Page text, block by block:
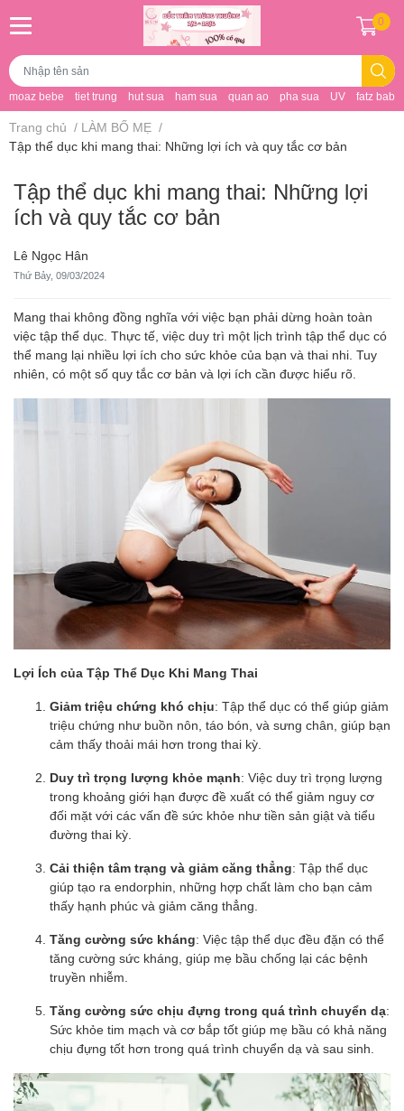
moaz bebe tiet trung hut sua ham sua quan ao pha sua UV fatz baby
0
Trang chủ / LÀM BỐ MẸ /
Tập thể dục khi mang thai: Những lợi ích và quy tắc cơ bản
Tập thể dục khi mang thai: Những lợi
ích và quy tắc cơ bản
Lê Ngọc Hân
Thứ Bảy, 09/03/2024
Mang thai không đồng nghĩa với việc bạn phải dừng hoàn toàn
việc tập thể dục. Thực tế, việc duy trì một lịch trình tập thể dục có
thể mang lại nhiều lợi ích cho sức khỏe của bạn và thai nhi. Tuy
nhiên, có một số quy tắc cơ bản và lợi ích cần được hiểu rõ.
Lợi Ích của Tập Thể Dục Khi Mang Thai
Giảm triệu chứng khó chịu: Tập thể dục có thể giúp giảm
triệu chứng như buồn nôn, táo bón, và sưng chân, giúp bạn
cảm thấy thoải mái hơn trong thai kỳ.
Duy trì trọng lượng khỏe mạnh: Việc duy trì trọng lượng
trong khoảng giới hạn được đề xuất có thể giảm nguy cơ
đối mặt với các vấn đề sức khỏe như tiền sản giật và tiểu
đường thai kỳ.
Cải thiện tâm trạng và giảm căng thẳng: Tập thể dục
giúp tạo ra endorphin, những hợp chất làm cho bạn cảm
thấy hạnh phúc và giảm căng thẳng.
Tăng cường sức kháng: Việc tập thể dục đều đặn có thể
tăng cường sức kháng, giúp mẹ bầu chống lại các bệnh
truyền nhiễm.
Tăng cường sức chịu đựng trong quá trình chuyển dạ:
Sức khỏe tim mạch và cơ bắp tốt giúp mẹ bầu có khả năng
chịu đựng tốt hơn trong quá trình chuyển dạ và sau sinh.